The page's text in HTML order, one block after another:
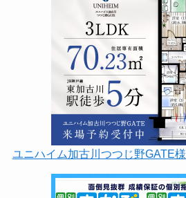
ユニハイム加古川つつじ野GATE様